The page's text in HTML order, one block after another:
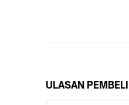
ULASAN PEMBELI